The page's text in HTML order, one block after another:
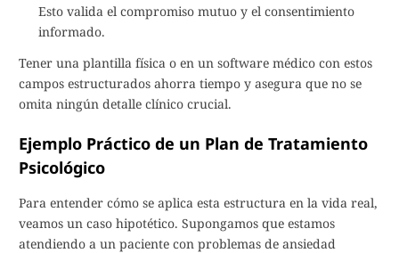
Esto valida el compromiso mutuo y el consentimiento
informado.
Tener una plantilla física o en un software médico con estos
campos estructurados ahorra tiempo y asegura que no se
omita ningún detalle clínico crucial.
Ejemplo Práctico de un Plan de Tratamiento
Psicológico
Para entender cómo se aplica esta estructura en la vida real,
veamos un caso hipotético. Supongamos que estamos
atendiendo a un paciente con problemas de ansiedad